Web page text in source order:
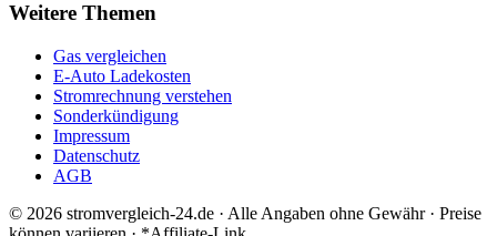
Weitere Themen
Gas vergleichen
E-Auto Ladekosten
Stromrechnung verstehen
Sonderkündigung
Impressum
Datenschutz
AGB
© 2026 stromvergleich-24.de · Alle Angaben ohne Gewähr · Preise